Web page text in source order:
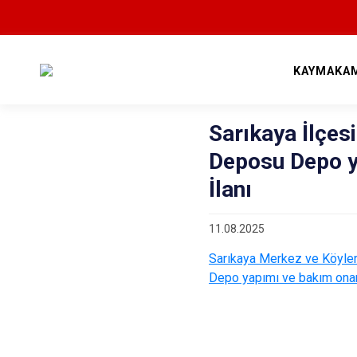
Sarıkaya
Deposu Depo
İlanı
11.08.2025
Sarıkaya Merkez ve
Depo yapımı ve bakım